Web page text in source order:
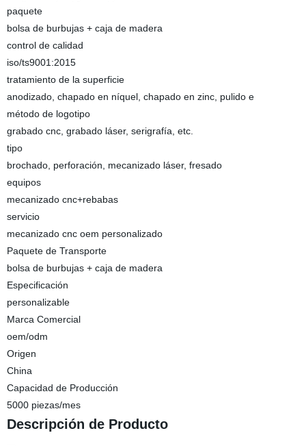
paquete
bolsa de burbujas + caja de madera
control de calidad
iso/ts9001:2015
tratamiento de la superficie
anodizado, chapado en níquel, chapado en zinc, pulido e
método de logotipo
grabado cnc, grabado láser, serigrafía, etc.
tipo
brochado, perforación, mecanizado láser, fresado
equipos
mecanizado cnc+rebabas
servicio
mecanizado cnc oem personalizado
Paquete de Transporte
bolsa de burbujas + caja de madera
Especificación
personalizable
Marca Comercial
oem/odm
Origen
China
Capacidad de Producción
5000 piezas/mes
Descripción de Producto